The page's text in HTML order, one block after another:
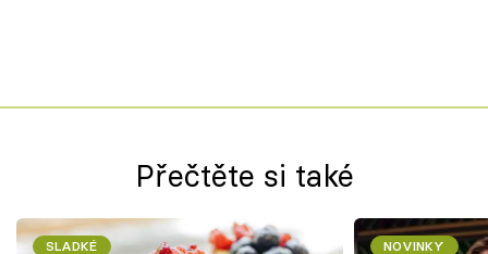
Přečtěte si také
SLADKÉ NOVINKY